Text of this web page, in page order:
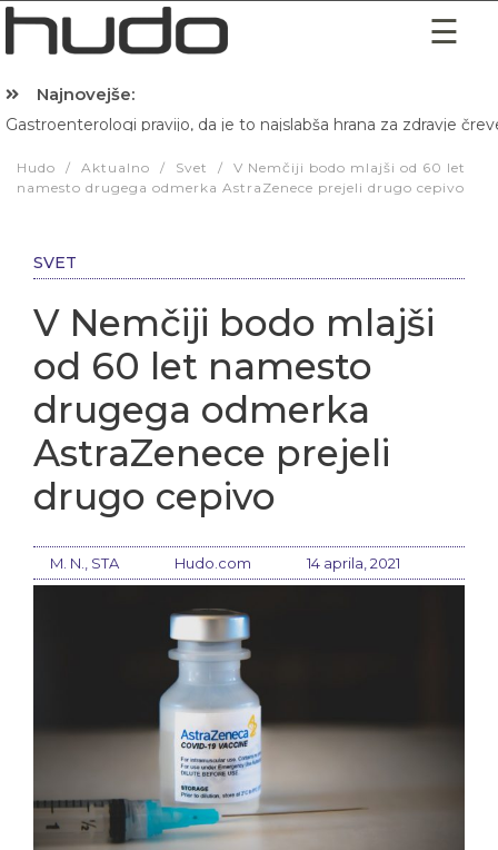
Najnovejše:
Gastroenterologi pravijo, da je to najslabša hrana za zdravje
Hudo / Aktualno / Svet /
V Nemčiji bodo mlajši od 60 let
namesto drugega odmerka AstraZenece prejeli drugo cepivo
SVET
V Nemčiji bodo mlajši
od 60 let namesto
drugega odmerka
AstraZenece prejeli
drugo cepivo
M. N., STA Hudo.com 14 aprila, 2021